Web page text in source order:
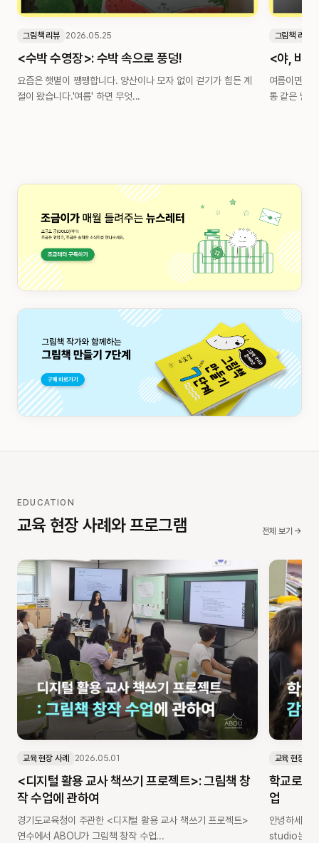
그림책 리뷰 2026.05.25
<수박 수영장>: 수박 속으로 풍덩!
요즘은 햇볕이 쨍쨍합니다. 양산이나 모자 없이 걷기가 힘든 계
절이 왔습니다.'여름' 하면 무엇...
그림책 리뷰
<야, 비
여름이면 늘
통 같은 날
EDUCATION
교육 현장 사례와 프로그램 전체 보기 →
교육 현장 사례 2026.05.01
<디지털 활용 교사 책쓰기 프로젝트>: 그림책 창
작 수업에 관하여
경기도교육청이 주관한 <디지털 활용 교사 책쓰기 프로젝트>
연수에서 ABOU가 그림책 창작 수업...
교육 현장 사
학교로
업
안녕하세요,
studio는 지